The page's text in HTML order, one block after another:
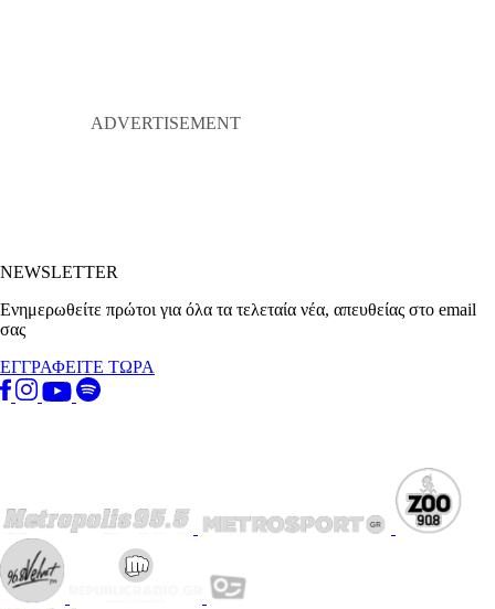
NEWSLETTER
Ενημερωθείτε πρώτοι για όλα τα τελεταία νέα, απευθείας στο email
σας
ΕΓΓΡΑΦΕΙΤΕ ΤΩΡΑ